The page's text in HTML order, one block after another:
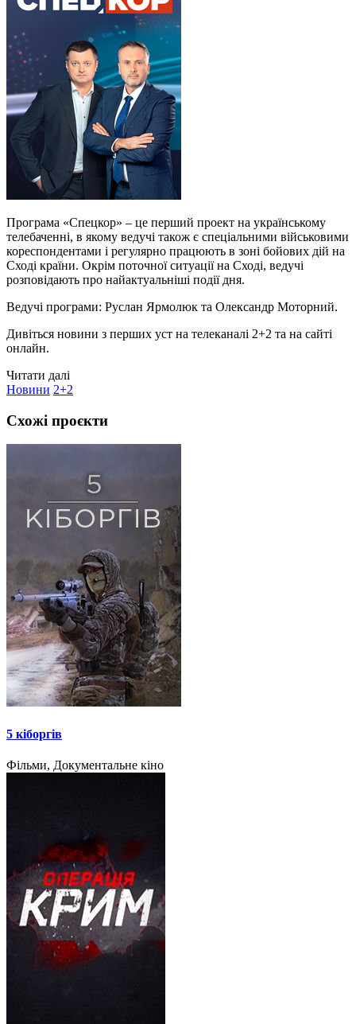
Програма «Спецкор» – це перший проект на українському
телебаченні, в якому ведучі також є спеціальними військовими
кореспондентами і регулярно працюють в зоні бойових дій на
Сході країни. Окрім поточної ситуації на Сході, ведучі
розповідають про найактуальніші події дня.
Ведучі програми: Руслан Ярмолюк та Олександр Моторний.
Дивіться новини з перших уст на телеканалі 2+2 та на сайті
онлайн.
Читати далі
Новини 2+2
Схожі проєкти
5 кіборгів
Фільми, Документальне кіно